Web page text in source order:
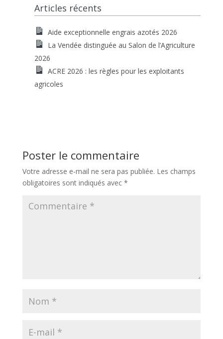
Articles récents
Aide exceptionnelle engrais azotés 2026
La Vendée distinguée au Salon de l’Agriculture
2026
ACRE 2026 : les règles pour les exploitants
agricoles
Poster le commentaire
Votre adresse e-mail ne sera pas publiée. Les champs
obligatoires sont indiqués avec *